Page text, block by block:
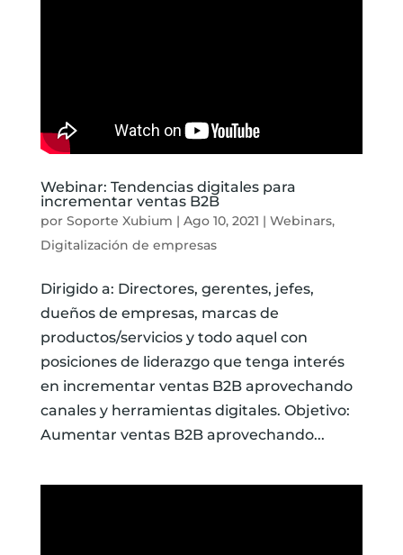
Webinar: Tendencias digitales para
incrementar ventas B2B
por Soporte Xubium | Ago 10, 2021 | Webinars,
Digitalización de empresas
Dirigido a: Directores, gerentes, jefes,
dueños de empresas, marcas de
productos/servicios y todo aquel con
posiciones de liderazgo que tenga interés
en incrementar ventas B2B aprovechando
canales y herramientas digitales. Objetivo:
Aumentar ventas B2B aprovechando...